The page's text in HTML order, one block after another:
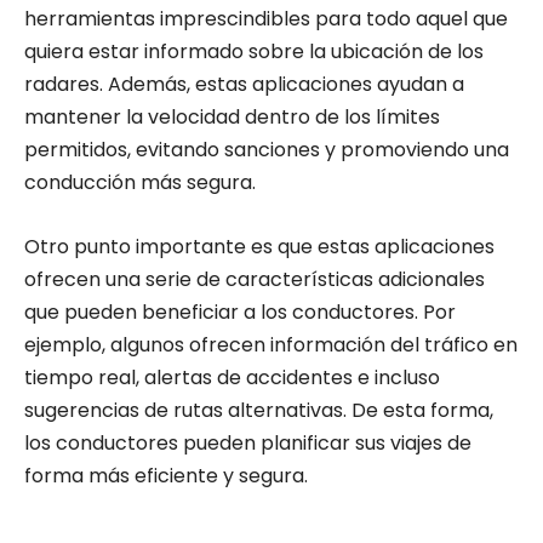
herramientas imprescindibles para todo aquel que
quiera estar informado sobre la ubicación de los
radares. Además, estas aplicaciones ayudan a
mantener la velocidad dentro de los límites
permitidos, evitando sanciones y promoviendo una
conducción más segura.
Otro punto importante es que estas aplicaciones
ofrecen una serie de características adicionales
que pueden beneficiar a los conductores. Por
ejemplo, algunos ofrecen información del tráfico en
tiempo real, alertas de accidentes e incluso
sugerencias de rutas alternativas. De esta forma,
los conductores pueden planificar sus viajes de
forma más eficiente y segura.